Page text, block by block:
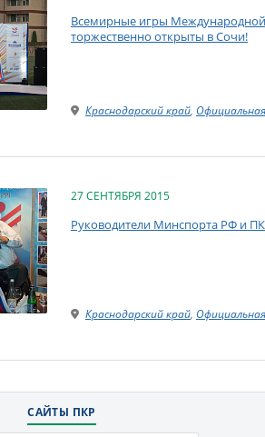
Всемирные игры Международной
торжественно открыты в Сочи!
Краснодарский край,
27 СЕНТЯБРЯ 2015
Руководители Минспорта РФ и
Краснодарский край,
САЙТЫ ПКР